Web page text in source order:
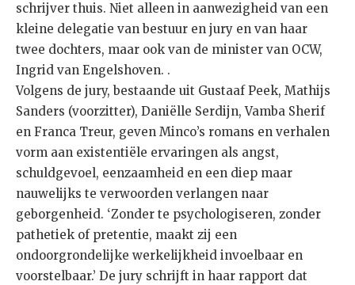
schrijver thuis. Niet alleen in aanwezigheid van een
kleine delegatie van bestuur en jury en van haar
twee dochters, maar ook van de minister van OCW,
Ingrid van Engelshoven. .
Volgens de jury, bestaande uit Gustaaf Peek, Mathijs
Sanders (voorzitter), Daniëlle Serdijn, Vamba Sherif
en Franca Treur, geven Minco’s romans en verhalen
vorm aan existentiële ervaringen als angst,
schuldgevoel, eenzaamheid en een diep maar
nauwelijks te verwoorden verlangen naar
geborgenheid. ‘Zonder te psychologiseren, zonder
pathetiek of pretentie, maakt zij een
ondoorgrondelijke werkelijkheid invoelbaar en
voorstelbaar.’ De jury schrijft in haar rapport dat